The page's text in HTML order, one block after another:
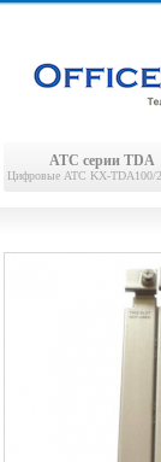
АТС серии TDA
Цифровые АТС KX-TDA100/